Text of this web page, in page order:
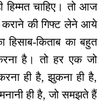
चाहिए। तो आज
कराने की गिफ्ट लेने आये
हिसाब-किताब का बहुत
है। तो हर एक जो
ही है, झुकना ही है,
ही है, जो समझते हैं